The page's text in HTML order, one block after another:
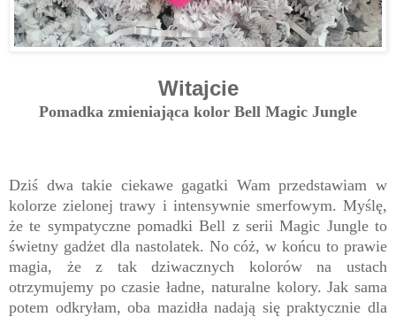
Witajcie
Pomadka zmieniająca kolor Bell Magic Jungle
Dziś dwa takie ciekawe gagatki Wam przedstawiam w
kolorze zielonej trawy i intensywnie smerfowym. Myślę,
że te sympatyczne pomadki Bell z serii Magic Jungle to
świetny gadżet dla nastolatek. No cóż, w końcu to prawie
magia, że z tak dziwacznych kolorów na ustach
otrzymujemy po czasie ładne, naturalne kolory. Jak sama
potem odkryłam, oba mazidła nadają się praktycznie dla